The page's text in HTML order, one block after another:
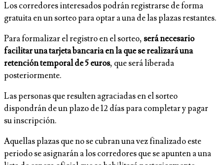
Los corredores interesados podrán registrarse de forma
gratuita en un sorteo para optar a una de las plazas restantes.
Para formalizar el registro en el sorteo, será necesario
facilitar una tarjeta bancaria en la que se realizará una
retención temporal de 5 euros, que será liberada
posteriormente.
Las personas que resulten agraciadas en el sorteo
dispondrán de un plazo de 12 días para completar y pagar
su inscripción.
Aquellas plazas que no se cubran una vez finalizado este
periodo se asignarán a los corredores que se apunten a una